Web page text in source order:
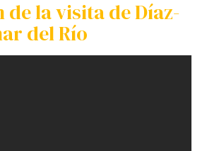
de la visita de Díaz-
del Río